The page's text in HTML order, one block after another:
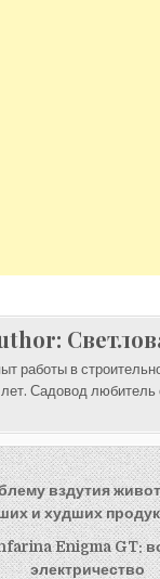
работы в
лет. Садовод любитель
вздутия
и худших
Enigma GT:
электричество